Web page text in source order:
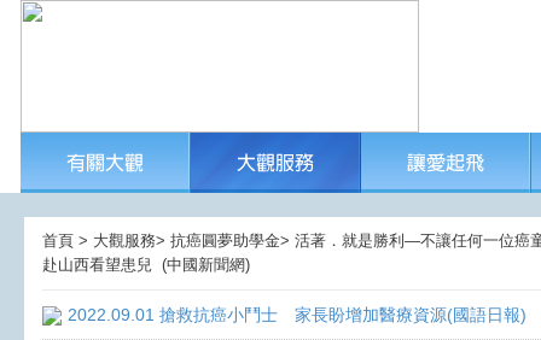
首頁 > 大觀服務> 抗癌圓夢助學金> 活著．就是勝利—不讓任何一位癌
赴山西看望患兒 ​ (中國新聞網)
2022.09.01 搶救抗癌小鬥士 家長盼增加醫療資源(國語日報)